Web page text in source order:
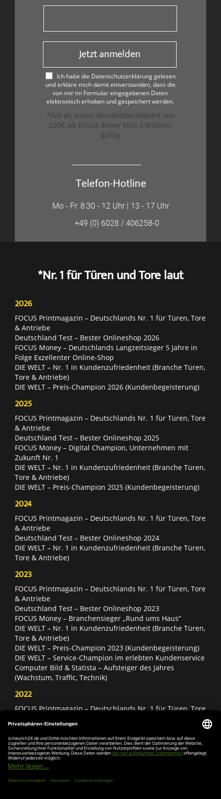
Jetzt anmelden
Ich habe die Datenschutzerklärung gelesen
und erkläre mich damit einverstanden, dass die
von mir im Formular eingegebenen Daten
elektronisch erhoben und gespeichert werden.
*Gilt ab einem Mindestbestellwert von
250€, ab Erhalt dieser Mail 2 Wochen
gültig
Telefon-Hotline
Mo - Fr: 8:30 - 12 Uhr | 13 - 17 Uhr
+49 (0) 6028 / 406258-0
*Nr. 1 für Türen und Tore laut
2026
FOCUS Printmagazin – Deutschlands Nr. 1 für Türen, Tore
& Antriebe
Deutschland Test – Bester Onlineshop 2026
FOCUS Money – Deutschlands Langzeitsieger 5 Jahre in
Folge Exzellenter Online-Shop
DIE WELT – Nr. 1 in Kundenzufriedenheit (Branche Türen,
Tore & Antriebe)
DIE WELT – Preis-Champion 2026 (Kundenbegeisterung)
2025
FOCUS Printmagazin – Deutschlands Nr. 1 für Türen, Tore
& Antriebe
Deutschland Test – Bester Onlineshop 2025
FOCUS Money – Digital Champion, Unternehmen mit
Zukunft Nr. 1
DIE WELT – Nr. 1 in Kundenzufriedenheit (Branche Türen,
Tore & Antriebe)
DIE WELT – Preis-Champion 2025 (Kundenbegeisterung)
2024
FOCUS Printmagazin – Deutschlands Nr. 1 für Türen, Tore
& Antriebe
Deutschland Test – Bester Onlineshop 2024
DIE WELT – Nr. 1 in Kundenzufriedenheit (Branche Türen,
Tore & Antriebe)
2023
FOCUS Printmagazin – Deutschlands Nr. 1 für Türen, Tore
& Antriebe
Deutschland Test – Bester Onlineshop 2023
FOCUS Money – Branchensieger „Rund ums Haus“
DIE WELT – Nr. 1 in Kundenzufriedenheit (Branche Türen,
Tore & Antriebe)
DIE WELT – Preis-Champion 2023 (Kundenbegeisterung)
DIE WELT – Service-Champion im erlebten Kundenservice
Computer Bild & Statista – Aufsteiger des Jahres
(Wachstum, Traffic, Technik)
2022
FOCUS Printmagazin – Deutschlands Nr. 1 für Türen, Tore
Deutschland Test – Bester Onlineshop 2022
FOCUS Money – Branchensieger „Rund ums Haus“
DIE WELT – Service-Champion im erlebten Kundenservice
DIE WELT – Branchengewinner Gold-Rang (Türen, Tore &
Antriebe)